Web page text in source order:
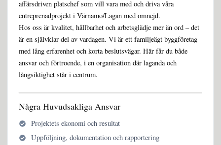
affärsdriven platschef som vill vara med och driva våra
entreprenadprojekt i Värnamo/Lagan med omnejd.
Hos oss är kvalitet, hållbarhet och arbetsglädje mer än ord – det
är en självklar del av vardagen. Vi är ett familjeägt byggföretag
med lång erfarenhet och korta beslutsvägar. Här får du både
ansvar och förtroende, i en organisation där laganda och
långsiktighet står i centrum.
Några Huvudsakliga Ansvar
Projektets ekonomi och resultat
Uppföljning, dokumentation och rapportering